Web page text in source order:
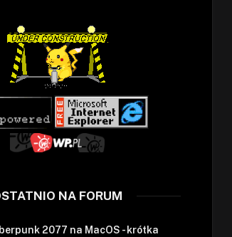
NA FORUM
2077 na MacOS - krótka